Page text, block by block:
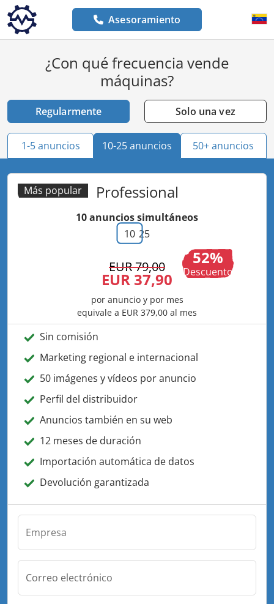
Asesoramiento
¿Con qué frecuencia vende
máquinas?
Regularmente Solo una vez
1-5 anuncios 10-25 anuncios 50+ anuncios
Más popular Professional
10anuncios simultáneos
10 25
EUR 79,00 52
Descuento
EUR 37,90
por anuncio y por mes
equivale a EUR 379,00 al mes
Sin comisión
Marketing regional e internacional
50 imágenes y vídeos por anuncio
Perfil del distribuidor
Anuncios también en su web
12 meses de duración
Importación automática de datos
Devolución garantizada
Empresa
Correo electrónico